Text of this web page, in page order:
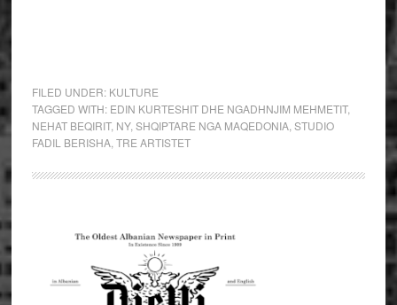
FILED UNDER: KULTURE
TAGGED WITH: EDIN KURTESHIT DHE NGADHNJIM MEHMETIT,
NEHAT BEQIRIT, NY, SHQIPTARE NGA MAQEDONIA, STUDIO
FADIL BERISHA, TRE ARTISTET